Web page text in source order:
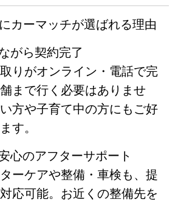
カーマッチが選ばれる理由
がら契約完了
りがオンライン・電話で完
まで行く必要はありませ
方や子育て中の方にもご好
す。
心のアフターサポート
ーケアや整備・車検も、提
応可能。お近くの整備先を